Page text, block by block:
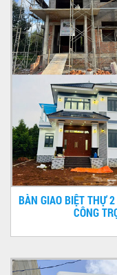
BÀN GIAO BIỆT THỰ
CÔNG